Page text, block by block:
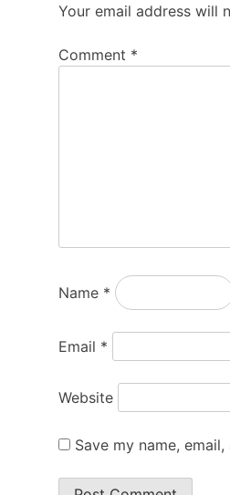
Your email address will
Comment *
Name *
Email *
Website
Save my name,